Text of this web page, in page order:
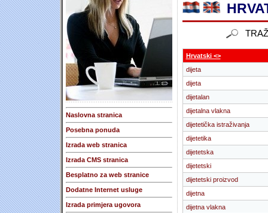
Naslovna stranica
Posebna ponuda
Izrada web stranica
Izrada CMS stranica
Besplatno za web stranice
Dodatne Internet usluge
Izrada primjera ugovora
Hrvatski <>
dijeta
dijeta
dijetalan
dijetalna vlakna
dijetetička istraživanja
dijetetika
dijetetska
dijetetski
dijetetski proizvod
dijetna
dijetna vlakna